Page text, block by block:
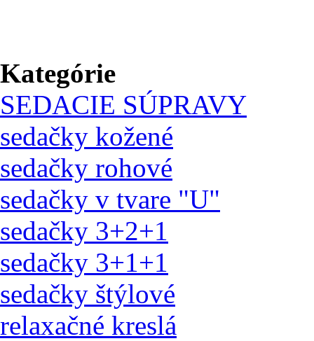
Kategórie
SEDACIE SÚPRAVY
sedačky kožené
sedačky rohové
sedačky v tvare "U"
sedačky 3+2+1
sedačky 3+1+1
sedačky štýlové
relaxačné kreslá